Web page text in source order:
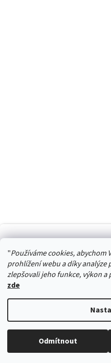
"Používáme cookies, abychom
prohlížení webu a díky analýze
zlepšovali jeho funkce, výkon a
zde
Odmítnout
HURTTA-
Copyright 2026izviratka.cz.
Stačí se přihlásit k odběru
Ano, chci
Zásady